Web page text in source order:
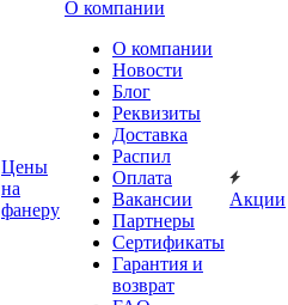
Цены
на
фанеру
О компании
О компании
Новости
Блог
Реквизиты
Доставка
Распил
Оплата
Вакансии
Партнеры
Сертификаты
Гарантия и
возврат
Акции